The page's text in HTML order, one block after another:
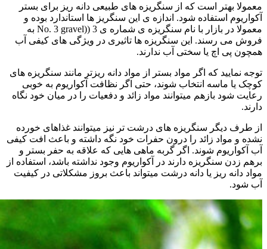
معمولا بهتر است که از سنگریزه های طبیعی دانه ریز برای بستر
آکواریوم استفاده شود. اندازه ی این سنگریز ها استاندارد بوده و
معمولا در بازار با نام سنگریزه ی شماره ی 3 ((No. 3 gravel به
فروش می رسند. این سنگریزه ها تاثیری در ویژگی های کیفی آب
همچون پی اچ یا سختی آب ندارند.
توجه نمایید که اگر مواد بستر از مواد دانه ریزتر مانند سنگریزه های
کوچک یا ماسه انتخاب شوند، حتی اگر نظافت آکواریوم به خوبی
رعایت شود بازهم میتوانند مواد زائد و دفعیات را در میان خود نگاه
دارند.
از طرف دیگر سنگریزه های درشت تر نیز میتوانند غذاهای خورده
نشده و مواد زائد را درون حفرات خود نگه داشته و باعث افت کیفی
آب آکواریوم شوند. اگر گربه ماهی هایی که علاقه به حفر بستر و
برهم زدن سنگریزه دارند در آکواریوم وجود نداشته باشد، استفاده از
مواد دانه ریز یا دانه درشت میتواند باعث بروز مشکلاتی در کیفیت
آب شود.